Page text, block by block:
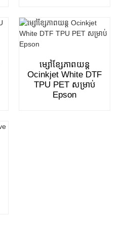
ម្សៅខ្សែភាពយន្ត
Ocinkjet White DTF
TPU PET សម្រាប់
Epson